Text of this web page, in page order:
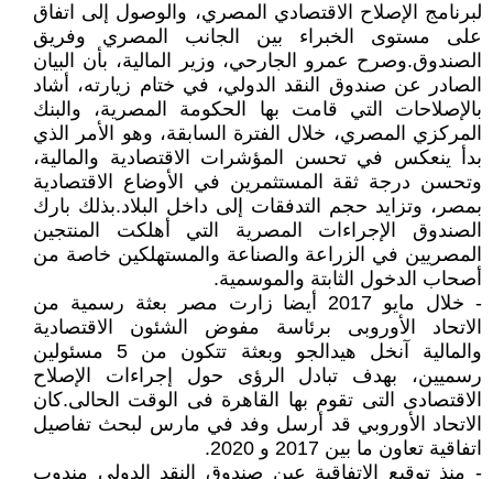
لبرنامج الإصلاح الاقتصادي المصري، والوصول إلى اتفاق
على مستوى الخبراء بين الجانب المصري وفريق
الصندوق.وصرح عمرو الجارحي، وزير المالية، بأن البيان
الصادر عن صندوق النقد الدولي، في ختام زيارته، أشاد
بالإصلاحات التي قامت بها الحكومة المصرية، والبنك
المركزي المصري، خلال الفترة السابقة، وهو الأمر الذي
بدأ ينعكس في تحسن المؤشرات الاقتصادية والمالية،
وتحسن درجة ثقة المستثمرين في الأوضاع الاقتصادية
بمصر، وتزايد حجم التدفقات إلى داخل البلاد.بذلك بارك
الصندوق الإجراءات المصرية التي أهلكت المنتجين
المصريين في الزراعة والصناعة والمستهلكين خاصة من
أصحاب الدخول الثابتة والموسمية.
- خلال مايو 2017 أيضا زارت مصر بعثة رسمية من
الاتحاد الأوروبى برئاسة مفوض الشئون الاقتصادية
والمالية آنخل هيدالجو وبعثة تتكون من 5 مسئولين
رسميين، بهدف تبادل الرؤى حول إجراءات الإصلاح
الاقتصادى التى تقوم بها القاهرة فى الوقت الحالى.كان
الاتحاد الأوروبي قد أرسل وفد في مارس لبحث تفاصيل
اتفاقية تعاون ما بين 2017 و 2020.
- منذ توقيع الاتفاقية عين صندوق النقد الدولي مندوب